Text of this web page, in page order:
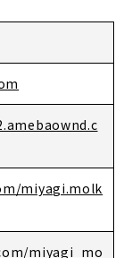
miyagi.molk
miyagi_mo